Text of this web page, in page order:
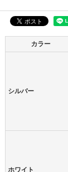
カラー
シルバー
ホワイト